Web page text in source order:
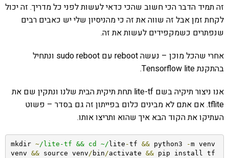
זה תמיד הדבר הכי חשוב שהכי כדאי לעשות לפני כל מדריך. זה יכול
לקחת זמן אבל זה שווה את זה כי מהניסיון שלי יש כאבים רבים
שנפתרים כשמקפידים לעשות את זה.
אחרי שהכל מוכן – נעשה reboot עם sudo reboot ונתחיל
בהתקנת Tensorflow lite.
אנו ניצור תיקיה בשם lite-tf תחת תיקית הבית שלנו ונתקין שם את
tflite. אם אתם לא מבינים כלום בפייתון זה גם בסדר – פשוט
העתיקו את הקוד הבא איך שהוא ותריצו אותו.
mkdir ~/lite-tf && cd ~/ lite -tf && python3 -m venv
venv && source venv/ bin/activate && pip install tf